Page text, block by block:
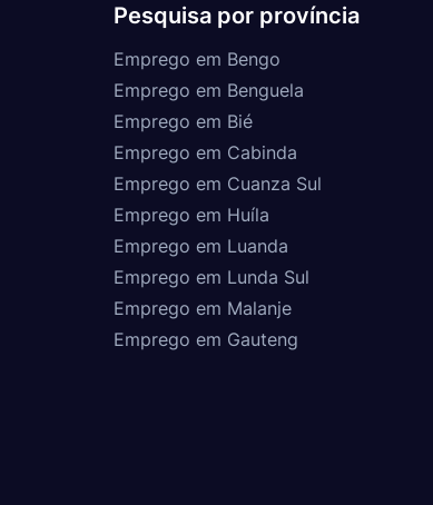
Pesquisa por província
Emprego em Bengo
Emprego em Benguela
Emprego em Bié
Emprego em Cabinda
Emprego em Cuanza Sul
Emprego em Huíla
Emprego em Luanda
Emprego em Lunda Sul
Emprego em Malanje
Emprego em Gauteng